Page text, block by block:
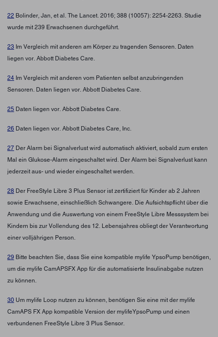
22 Bolinder, Jan, et al. The Lancet. 2016; 388 (10057): 2254-2263. Studie
wurde mit 239 Erwachsenen durchgeführt.
23 Im Vergleich mit anderen am Körper zu tragenden Sensoren. Daten
liegen vor. Abbott Diabetes Care.
24 Im Vergleich mit anderen vom Patienten selbst anzubringenden
Sensoren. Daten liegen vor. Abbott Diabetes Care.
25 Daten liegen vor. Abbott Diabetes Care.
26 Daten liegen vor. Abbott Diabetes Care, Inc.
27 Der Alarm bei Signalverlust wird automatisch aktiviert, sobald zum ersten
Mal ein Glukose-Alarm eingeschaltet wird. Der Alarm bei Signalverlust kann
jederzeit aus- und wieder eingeschaltet werden.
28 Der FreeStyle Libre 3 Plus Sensor ist zertifiziert für Kinder ab 2 Jahren
sowie Erwachsene, einschließlich Schwangere. Die Aufsichtspflicht über die
Anwendung und die Auswertung von einem FreeStyle Libre Messsystem bei
Kindern bis zur Vollendung des 12. Lebensjahres obliegt der Verantwortung
einer volljährigen Person.
29 Bitte beachten Sie, dass Sie eine kompatible mylife YpsoPump benötigen,
um die mylife CamAPSFX App für die automatisierte Insulinabgabe nutzen
zu können.
30 Um mylife Loop nutzen zu können, benötigen Sie eine mit der mylife
CamAPS FX App kompatible Version der mylifeYpsoPump und einen
verbundenen FreeStyle Libre 3 Plus Sensor.